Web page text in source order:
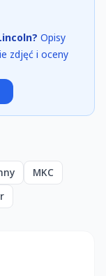
Opisy
zdjęć i oceny
MKC